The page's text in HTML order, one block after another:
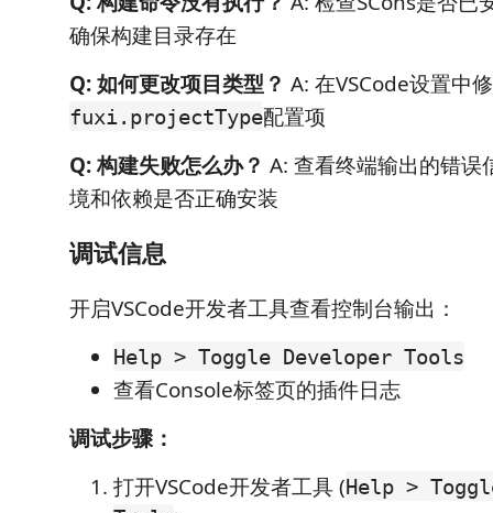
确保构建目录存在
Q: 如何更改项目类型？ A: 在VSCode设置中
fuxi.projectType配置项
Q: 构建失败怎么办？ A: 查看终端输出的错误
境和依赖是否正确安装
调试信息
开启VSCode开发者工具查看控制台输出：
Help > Toggle Developer Tools
查看Console标签页的插件日志
调试步骤：
打开VSCode开发者工具 (Help >